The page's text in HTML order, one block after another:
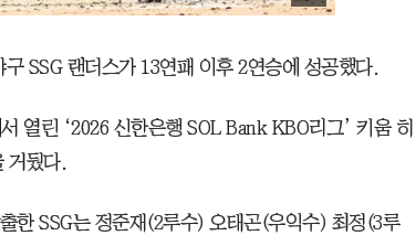
SSG 랜더스가 13연패 이후 2연승에 성공했다.
열린 ‘2026 신한은행 SOL Bank KBO리그’ 키움 히
거뒀다.
한 SSG는 정준재(2루수) 오태곤(우익수) 최정(3루